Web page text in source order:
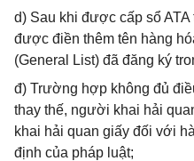
d) Sau khi được cấp sổ ATA
được điền thêm tên hàng
(General List) đã đăng ký
đ) Trường hợp không đủ
thay thế, người khai hải
khai hải quan giấy đối với
định của pháp luật;